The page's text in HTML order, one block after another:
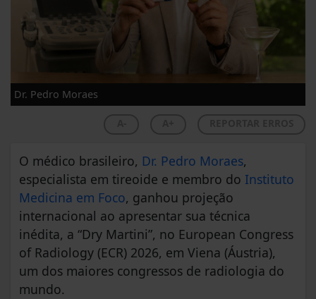
Dr. Pedro Moraes
O médico brasileiro, Dr. Pedro Moraes,
especialista em tireoide e membro do Instituto
Medicina em Foco, ganhou projeção
internacional ao apresentar sua técnica
inédita, a “Dry Martini”, no European Congress
of Radiology (ECR) 2026, em Viena (Áustria),
um dos maiores congressos de radiologia do
mundo.